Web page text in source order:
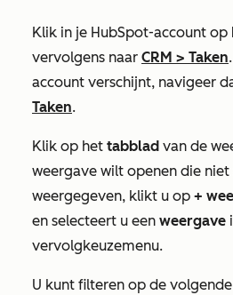
Klik in je HubSpot-account op
vervolgens naar CRM > Taken
account verschijnt, navigeer
Taken.
Klik op het tabblad van de
weergave wilt openen die
weergegeven, klikt u op +
en selecteert u een weergave
vervolgkeuzemenu.
U kunt filteren op de